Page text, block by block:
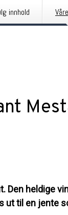
innhold
Den heldige
ut til en jente